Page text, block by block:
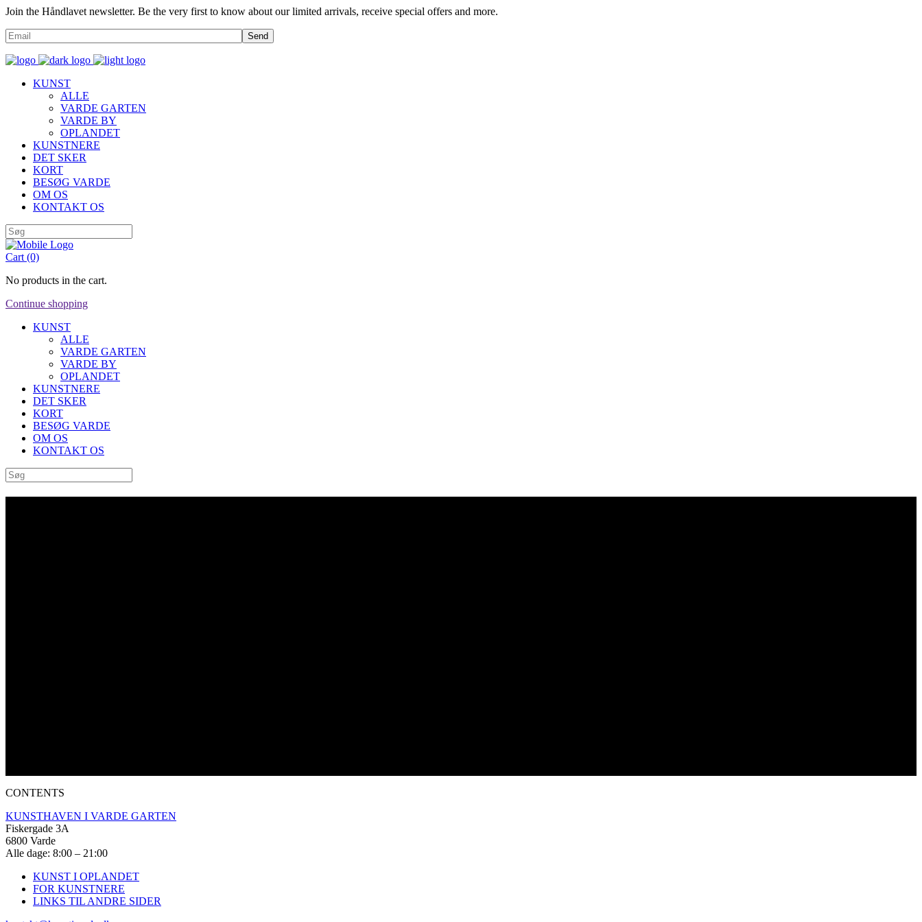
Join the Håndlavet newsletter. Be the very first to know about our limited arrivals, receive special offers and more.
Send
KUNST
ALLE
VARDE GARTEN
VARDE BY
OPLANDET
KUNSTNERE
DET SKER
KORT
BESØG VARDE
OM OS
KONTAKT OS
Cart (0)
No products in the cart.
Continue shopping
KUNST
ALLE
VARDE GARTEN
VARDE BY
OPLANDET
KUNSTNERE
DET SKER
KORT
BESØG VARDE
OM OS
KONTAKT OS
CONTENTS
KUNSTHAVEN I VARDE GARTEN
Fiskergade 3A
6800 Varde
Alle dage: 8:00 – 21:00
KUNST I OPLANDET
FOR KUNSTNERE
LINKS TIL ANDRE SIDER